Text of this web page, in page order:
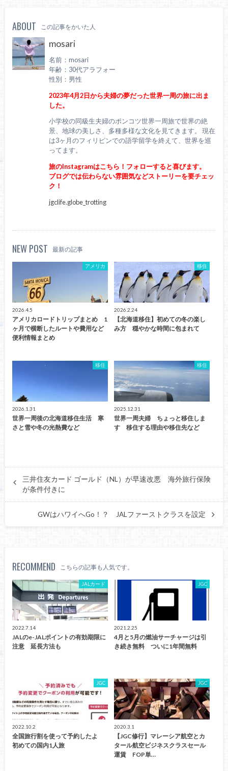
ABOUT この記事をかいた人
mosari
名前：mosari
年齢：30代アラフォー
性別：男性
2023年4月2日から夫婦の夢だった世界一周の旅に出ま
した。
小学校の同級生夫婦のポンコツ世界一周旅で世界の絶
景、地球の美しさ、多種多様な文化を見てきます。 現在
は3ヶ月のフィリピンでの語学留学を終えて、世界を巡
ってます。
旅のInstagramはこちら！フォローすると喜びます。
ブログでは伝わらない雰囲気などストーリーを要チェッ
ク！
jgclife.globe_trotting
NEW POST 最新の記事
アメリカ
2026.4.5
アメリカロードトリップまとめ 1
ヶ月で横断したルートや費用など
便利情報まとめ
移住
2026.2.24
【北海道移住】初めての冬の楽し
み方 穏やかな時間に包まれて
移住
2026.1.31
世界一周後の北海道移住生活 寒
さと雪や冬の光熱費など
移住
2025.12.31
世界一周夫婦 ちょっと移住しま
す 移住する理由や移住先など
三井住友カード ゴールド（NL）が早速改悪 海外旅行保険
が条件付きに
GWはハワイへGo！？ JALファーストクラスを設定
RECOMMEND こちらの記事も人気です。
JALカード
2022.7.14
JALのe-JALポイントの有効期限に
注意 延長方法も
JGC
2021.2.25
4月と5月の燃油サーチャージは引
き続き無料 ついに1年間無料
JGC
2022.10.2
全国旅行割を使って予約したよ
初めての国内1人旅
JGC
2020.3.1
【JGC修行】マレーシア航空とカ
タール航空ビジネスクラスセール
運賃 FOP単…